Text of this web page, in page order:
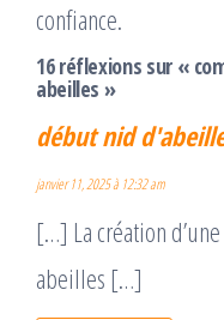
confiance.
16 réflexions sur «
abeilles »
début nid
janvier 11, 2025 à 12:32 am
[…] La création
abeilles […]